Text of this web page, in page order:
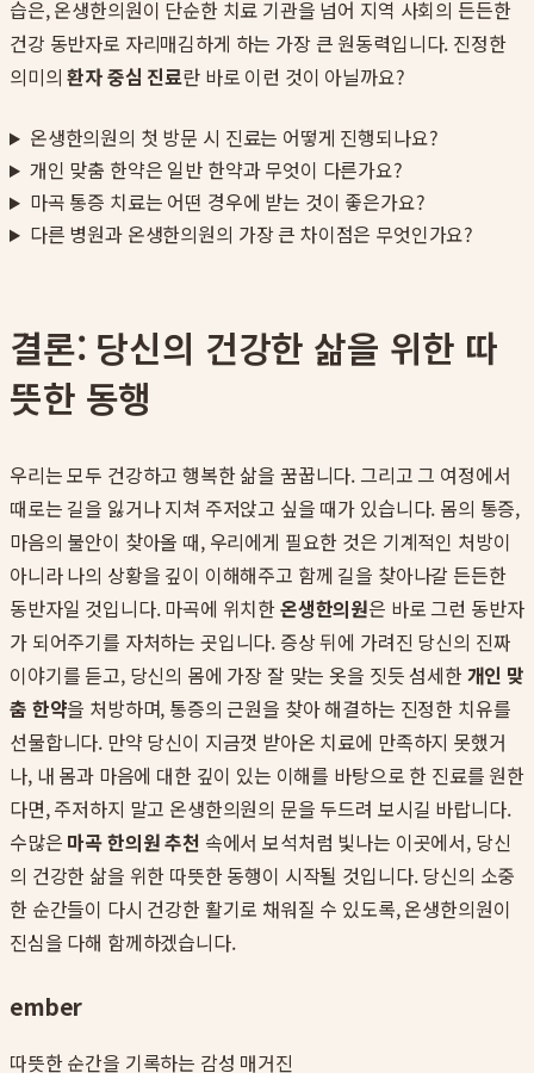
습은, 온생한의원이 단순한 치료 기관을 넘어 지역 사회의 든든한
건강 동반자로 자리매김하게 하는 가장 큰 원동력입니다. 진정한
의미의환자 중심 진료란 바로 이런 것이 아닐까요?
온생한의원의 첫 방문 시 진료는 어떻게 진행되나요?
개인 맞춤 한약은 일반 한약과 무엇이 다른가요?
마곡 통증 치료는 어떤 경우에 받는 것이 좋은가요?
다른 병원과 온생한의원의 가장 큰 차이점은 무엇인가요?
결론: 당신의 건강한 삶을 위한 따
뜻한 동행
우리는 모두 건강하고 행복한 삶을 꿈꿉니다. 그리고 그 여정에서
때로는 길을 잃거나 지쳐 주저앉고 싶을 때가 있습니다. 몸의 통증,
마음의 불안이 찾아올 때, 우리에게 필요한 것은 기계적인 처방이
아니라 나의 상황을 깊이 이해해주고 함께 길을 찾아나갈 든든한
동반자일 것입니다. 마곡에 위치한온생한의원은 바로 그런 동반자
가 되어주기를 자처하는 곳입니다. 증상 뒤에 가려진 당신의 진짜
이야기를 듣고, 당신의 몸에 가장 잘 맞는 옷을 짓듯 섬세한개인 맞
춤 한약을 처방하며, 통증의 근원을 찾아 해결하는 진정한 치유를
선물합니다. 만약 당신이 지금껏 받아온 치료에 만족하지 못했거
나, 내 몸과 마음에 대한 깊이 있는 이해를 바탕으로 한 진료를 원한
다면, 주저하지 말고 온생한의원의 문을 두드려 보시길 바랍니다.
수많은 마곡 한의원 추천 속에서 보석처럼 빛나는 이곳에서, 당신
의 건강한 삶을 위한 따뜻한 동행이 시작될 것입니다. 당신의 소중
한 순간들이 다시 건강한 활기로 채워질 수 있도록, 온생한의원이
진심을 다해 함께하겠습니다.
ember
따뜻한 순간을 기록하는 감성 매거진